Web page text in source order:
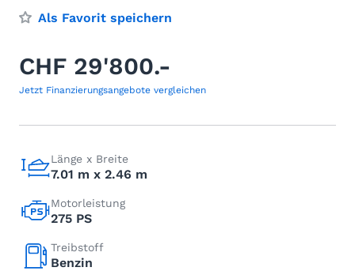
Als Favorit speichern
CHF 29'800.-
Jetzt Finanzierungsangebote vergleichen
Länge x Breite
7.01 m x 2.46 m
Motorleistung
275 PS
Treibstoff
Benzin